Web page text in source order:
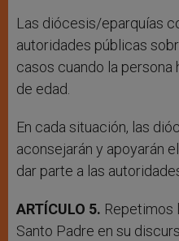
Las diócesis/eparquías
autoridades públicas
casos cuando la persona
de edad.
En cada situación, las
aconsejarán y apoyarán
dar parte a las
ARTÍCULO 5. Repetimos
Santo Padre en su